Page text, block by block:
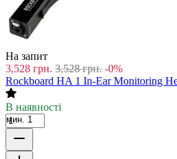
На запит
3,528 грн. 3,528 грн. -0%
Rockboard HA 1 In-Ear Monitoring
В наявності
мин. 1